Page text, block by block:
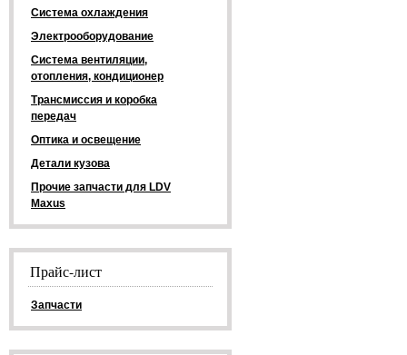
Система охлаждения
Электрооборудование
Система вентиляции,
отопления, кондиционер
Трансмиссия и коробка
передач
Оптика и освещение
Детали кузова
Прочие запчасти для LDV
Maxus
Прайс-лист
Запчасти